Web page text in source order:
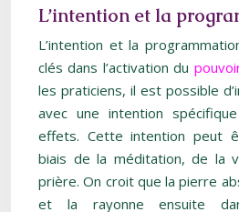
L’intention et la
L’intention et la
clés dans l’activation du
les praticiens, il est possible
avec une intention
effets. Cette intention peut
biais de la méditation, de la
prière. On croit que la pierre
et la rayonne ensuite